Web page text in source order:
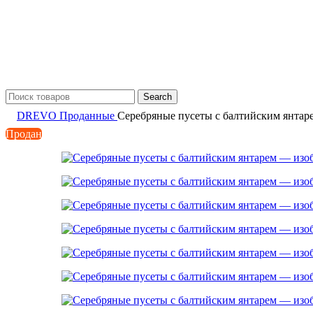
Search
DREVO Проданные Серебряные пусеты с балтийским
Продан